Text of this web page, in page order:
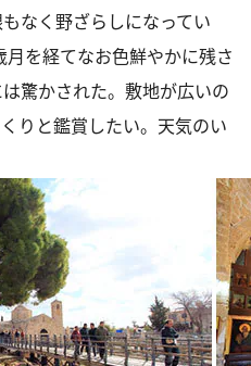
なく野ざらしになってい
を経てなお色鮮やかに残さ
驚かされた。敷地が広いの
りと鑑賞したい。天気のい